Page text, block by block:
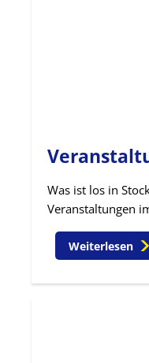
Was ist los in
Veranstaltungen
Weiterlesen